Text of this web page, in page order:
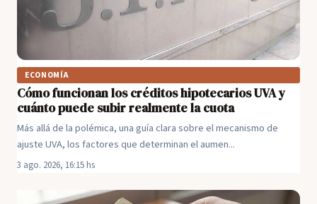
ECONOMÍA
Cómo funcionan los créditos hipotecarios UVA y
cuánto puede subir realmente la cuota
Más allá de la polémica, una guía clara sobre el mecanismo de
ajuste UVA, los factores que determinan el aumen...
3 ago. 2026, 16:15 hs